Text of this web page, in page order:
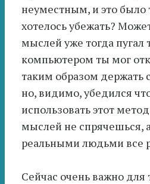
неуместным, и это было
хотелось убежать?
мыслей уже тогда пугал
компьютером ты мог
таким образом держать
но, видимо, убедился
использовать этот
мыслей не спрячешься,
реальными людьми все
Сейчас очень важно для